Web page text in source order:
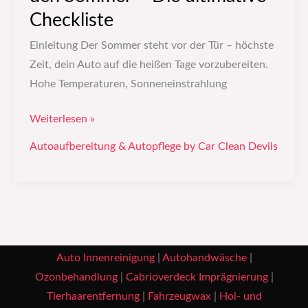
Checkliste
Einleitung Der Sommer steht vor der Tür – höchste
Zeit, dein Auto auf die heißen Tage vorzubereiten.
Hohe Temperaturen, Sonneneinstrahlung
Weiterlesen »
Autoaufbereitung & Autopflege by Car Clean Devils
Auto Innenreinigung| Autohandwäsche|
Ozonbehandlung| Cabrioverdeck Imprägnierung|
Tierhaarentfernung| Fahrzeugwax| Hol- und